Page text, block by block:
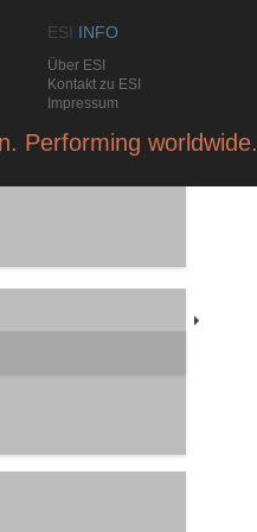
ESI INFO
Über ESI
Kontakt zu ESI
Impressum
Performing worldwide.